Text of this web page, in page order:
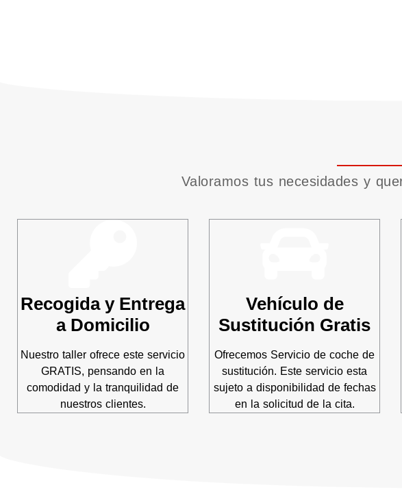
Valoramos tus necesidades y
Recogida y Entrega
a Domicilio
Nuestro taller ofrece este servicio
GRATIS, pensando en la
comodidad y la tranquilidad de
nuestros clientes.
Vehículo de
Sustitución Gratis
Ofrecemos Servicio de coche de
sustitución. Este servicio esta
sujeto a disponibilidad de fechas
en la solicitud de la cita.